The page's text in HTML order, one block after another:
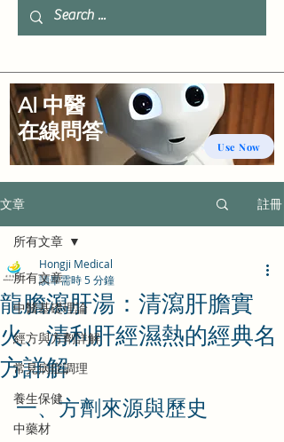
文章 註冊
所有文章
中醫基礎理論
經方與方劑詳解
常見病症調理
養生保健
中藥材
所有文章
龍膽瀉肝湯：清瀉肝膽實
火、清利肝經濕熱的經典名
方詳解
Hongji Medical
讀畢需時 5 分鐘
一、方劑來源與歷史
Use Now
AI 中醫
​在線問答